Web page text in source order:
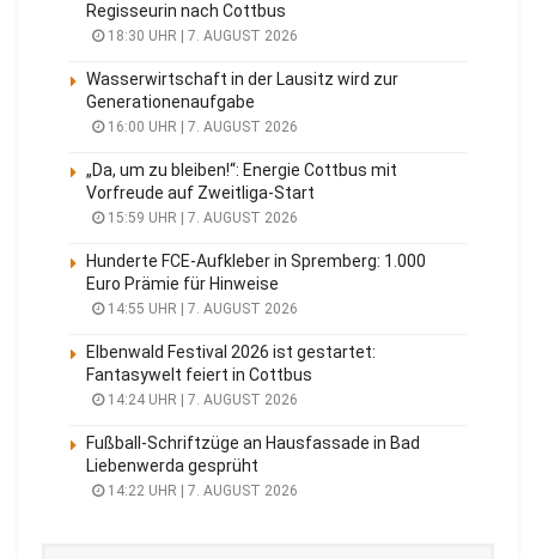
Regisseurin nach Cottbus
18:30 UHR | 7. AUGUST 2026
Wasserwirtschaft in der Lausitz wird zur
Generationenaufgabe
16:00 UHR | 7. AUGUST 2026
„Da, um zu bleiben!“: Energie Cottbus mit
Vorfreude auf Zweitliga-Start
15:59 UHR | 7. AUGUST 2026
Hunderte FCE-Aufkleber in Spremberg: 1.000
Euro Prämie für Hinweise
14:55 UHR | 7. AUGUST 2026
Elbenwald Festival 2026 ist gestartet:
Fantasywelt feiert in Cottbus
14:24 UHR | 7. AUGUST 2026
Fußball-Schriftzüge an Hausfassade in Bad
Liebenwerda gesprüht
14:22 UHR | 7. AUGUST 2026